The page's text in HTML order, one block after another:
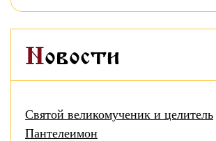
Новости
Святой великомученик и целитель
Пантелеимон